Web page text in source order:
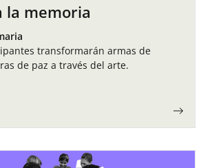
la memoria
transformarán armas de
de paz a través del arte.